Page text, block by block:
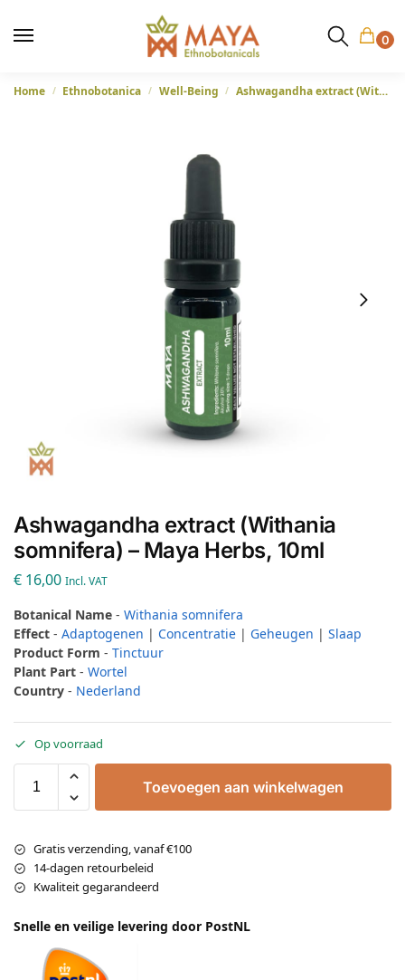
0
Home / Ethnobotanica / Well-Being / Ashwagandha extract (Withania somnifera) – Maya Herbs, 10ml
Ashwagandha extract (Withania
somnifera) – Maya Herbs, 10ml
€ 16,00 Incl. VAT
Botanical Name - Withania somnifera
Effect - Adaptogenen | Concentratie | Geheugen | Slaap
Product Form - Tinctuur
Plant Part - Wortel
Country - Nederland
Op voorraad
Toevoegen aan winkelwagen
Gratis verzending, vanaf €100
14-dagen retourbeleid
Kwaliteit gegarandeerd
Snelle en veilige levering door PostNL